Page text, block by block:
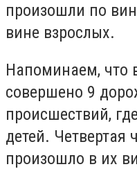
произошли по
вине взрослых.
Напоминаем, что
совершено 9
происшествий,
детей. Четвертая
произошло в их